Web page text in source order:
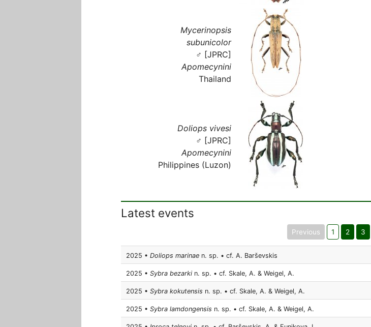
Mycerinopsis
subunicolor
♂ [JPRC]
Apomecynini
Thailand
Doliops vivesi
♂ [JPRC]
Apomecynini
Philippines (Luzon)
Latest events
Previous 1 2 3
2025 • Doliops marinae n. sp. • cf. A. Barševskis
2025 • Sybra bezarki n. sp. • cf. Skale, A. & Weigel, A.
2025 • Sybra kokutensis n. sp. • cf. Skale, A. & Weigel, A.
2025 • Sybra lamdongensis n. sp. • cf. Skale, A. & Weigel, A.